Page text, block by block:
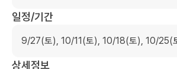
일정/기간
9/27(토), 10/11(토), 10/18(토), 10/
상세정보